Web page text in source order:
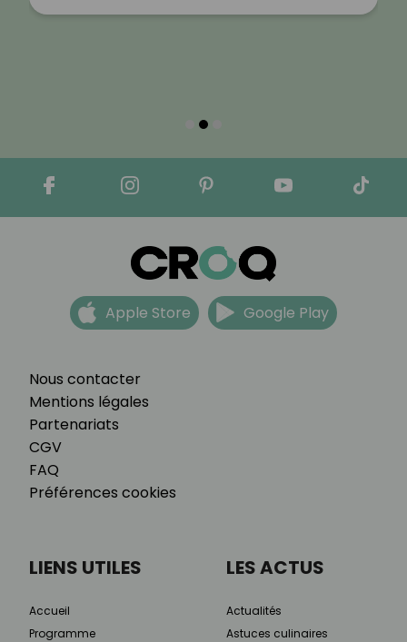
Nous contacter
Mentions légales
Partenariats
CGV
FAQ
Préférences cookies
Apple Store Google Play
LIENS UTILES
Accueil
Programme
LES ACTUS
Actualités
Astuces culinaires